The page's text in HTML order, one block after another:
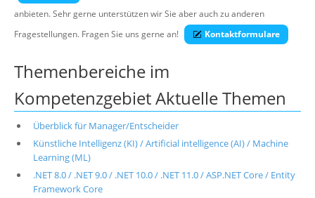
anbieten. Sehr gerne unterstützen wir Sie aber auch zu anderen
Fragestellungen. Fragen Sie uns gerne an!
Kontaktformulare
Themenbereiche im
Kompetenzgebiet Aktuelle Themen
Überblick für Manager/Entscheider
Künstliche Intelligenz (KI) / Artificial intelligence (AI) / Machine
Learning (ML)
.NET 8.0 / .NET 9.0 / .NET 10.0 / .NET 11.0 / ASP.NET Core / Entity
Framework Core